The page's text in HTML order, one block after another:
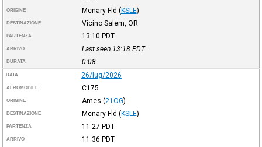
ORIGINE Mcnary Fld (KSLE)
DESTINAZIONE Vicino Salem, OR
PARTENZA 13:10 PDT
ARRIVO Last seen 13:18 PDT
DURATA 0:08
DATA 26/lug/2026
AEROMOBILE C175
ORIGINE Ames (21OG)
DESTINAZIONE Mcnary Fld (KSLE)
PARTENZA 11:27 PDT
ARRIVO 11:36 PDT